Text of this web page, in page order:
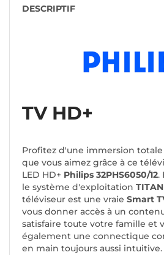
DESCRIPTIF
TV HD+
Profitez d'une immersion
que vous aimez grâce à ce
LED HD+ Philips 32PHS6050/12.
le système d'exploitation TITAN
téléviseur est une vraie Smart
vous donner accès à un
satisfaire toute votre famille et
également une connectique
en main toujours aussi intuitive.